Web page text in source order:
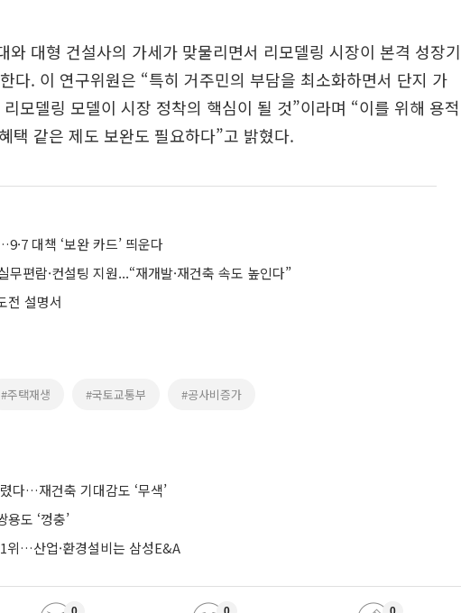
와 대형 건설사의 가세가 맞물리면서 리모델링 시장이 본격 성장기
다. 이 연구위원은 “특히 거주민의 부담을 최소화하면서 단지 가
모델링 모델이 시장 정착의 핵심이 될 것”이라며 “이를 위해 용적
택 같은 제도 보완도 필요하다”고 밝혔다.
대책 ‘보완 카드’ 띄운다
편람·컨설팅 지원...“재개발·재건축 속도 높인다”
전 설명서
#주택재생 #국토교통부 #공사비증가
다…재건축 기대감도 ‘무색’
도 ‘껑충’
위…산업·환경설비는 삼성E&A